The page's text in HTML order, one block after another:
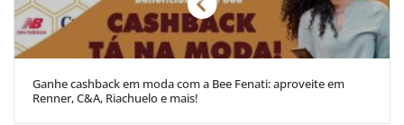
Ganhe cashback em moda com a Bee Fenati: aproveite em
Renner, C&A, Riachuelo e mais!